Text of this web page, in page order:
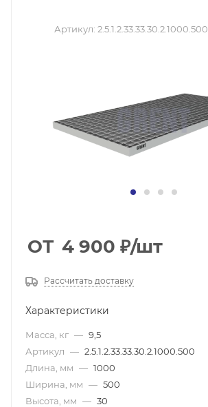
Артикул: 2.5.1.2.33.33.30.2.1000.500
ОТ 4 900 ₽/шт
Рассчитать доставку
Характеристики
Масса, кг — 9,5
Артикул — 2.5.1.2.33.33.30.2.1000.500
Длина, мм — 1000
Ширина, мм — 500
Высота, мм — 30